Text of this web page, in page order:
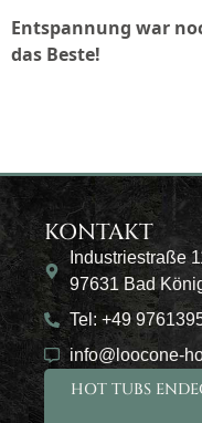
Entspannung war
das Beste!
KONTAKT
Industriestraße
97631 Bad
Tel: +49
info@loocone-
HOT TUBS